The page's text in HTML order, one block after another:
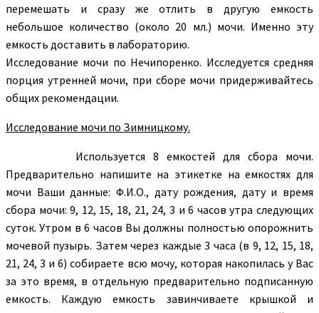
перемешать и сразу же отлить в другую емкость
небольшое количество (около 20 мл.) мочи. Именно эту
емкость доставить в лабораторию.
Исследование мочи по Нечипоренко. Исследуется средняя
порция утренней мочи, при сборе мочи придерживайтесь
общих рекомендации.
Исследование мочи по Зимницкому.
Используется 8 емкостей для сбора мочи.
Предварительно напишите на этикетке на емкостях для
мочи Ваши данные: Ф.И.О., дату рождения, дату и время
сбора мочи: 9, 12, 15, 18, 21, 24, 3 и 6 часов утра следующих
суток. Утром в 6 часов Вы должны полностью опорожнить
мочевой пузырь. Затем через каждые 3 часа (в 9, 12, 15, 18,
21, 24, 3 и 6) собираете всю мочу, которая накопилась у Вас
за это время, в отдельную предварительно подписанную
емкость. Каждую емкость завинчиваете крышкой и